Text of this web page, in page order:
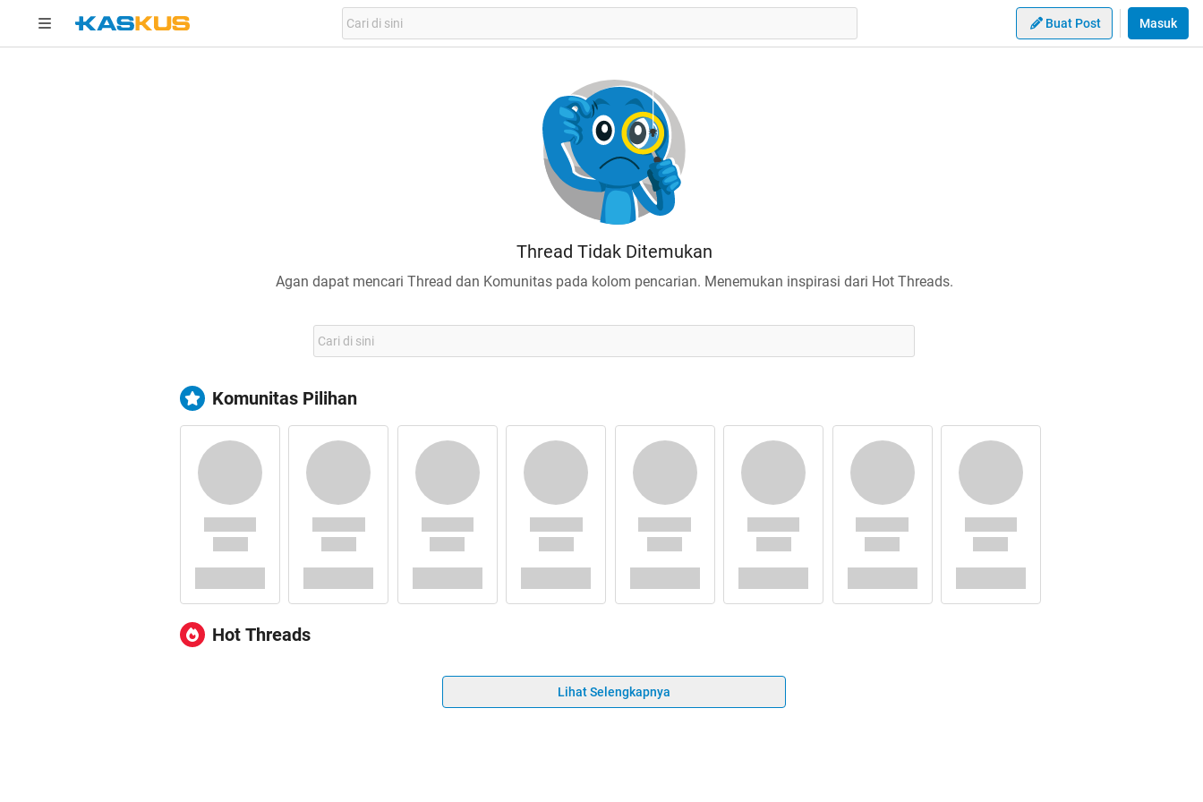
Buat Post Masuk
Thread Tidak Ditemukan
Agan dapat mencari Thread dan Komunitas pada kolom pencarian. Menemukan inspirasi dari Hot Threads.
Komunitas Pilihan
Hot Threads
Lihat Selengkapnya